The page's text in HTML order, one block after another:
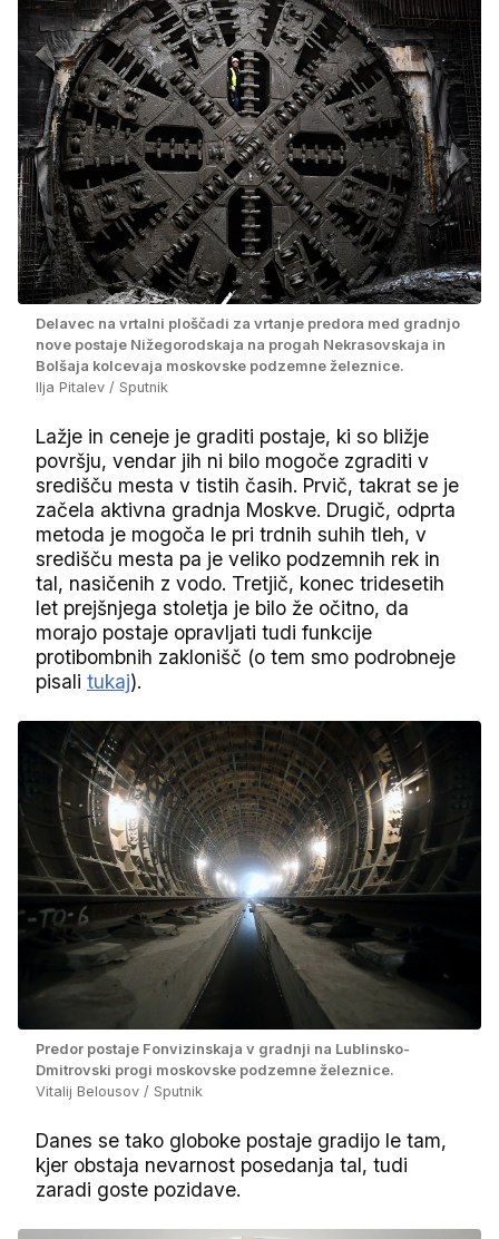
Delavec na vrtalni ploščadi za vrtanje predora med gradnjo
nove postaje Nižegorodskaja na progah Nekrasovskaja in
Bolšaja kolcevaja moskovske podzemne železnice.
Ilja Pitalev / Sputnik
Lažje in ceneje je graditi postaje, ki so bližje
površju, vendar jih ni bilo mogoče zgraditi v
središču mesta v tistih časih. Prvič, takrat se je
začela aktivna gradnja Moskve. Drugič, odprta
metoda je mogoča le pri trdnih suhih tleh, v
središču mesta pa je veliko podzemnih rek in
tal, nasičenih z vodo. Tretjič, konec tridesetih
let prejšnjega stoletja je bilo že očitno, da
morajo postaje opravljati tudi funkcije
protibombnih zaklonišč (o tem smo podrobneje
pisali tukaj).
Predor postaje Fonvizinskaja v gradnji na Lublinsko-
Dmitrovski progi moskovske podzemne železnice.
Vitalij Belousov / Sputnik
Danes se tako globoke postaje gradijo le tam,
kjer obstaja nevarnost posedanja tal, tudi
zaradi goste pozidave.